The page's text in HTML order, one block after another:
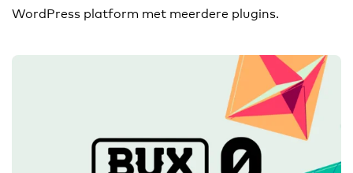
WordPress platform met meerdere plugins.